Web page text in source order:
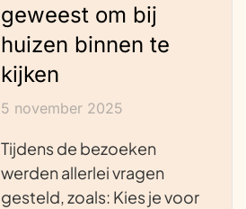
geweest om bij
huizen binnen te
kijken
5 november 2025
Tijdens de bezoeken
werden allerlei vragen
gesteld, zoals: Kies je voor